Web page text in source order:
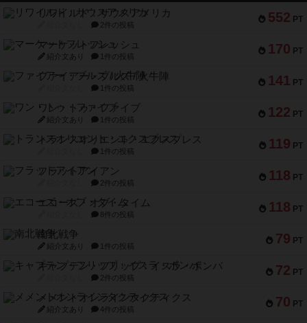
552 PT
リワイルド：サウスアメリカ
2件の投稿
170 PT
マーケットフレッシュ
紹介文あり 1件の投稿
141 PT
ファイアー・ブルズ / 火牛陣
1件の投稿
122 PT
ワン・トゥ・ファイブ
紹介文あり 1件の投稿
119 PT
トランスオリエント・エクスプレス
1件の投稿
118 PT
フラットアイアン
2件の投稿
118 PT
エコーズ・オブ・タイム
8件の投稿
79 PT
南北戦争
紹介文あり 1件の投稿
72 PT
キャプテン・フリップ：イスラ・ボンバ
2件の投稿
70 PT
メメントオンラインタクティクス
紹介文あり 4件の投稿